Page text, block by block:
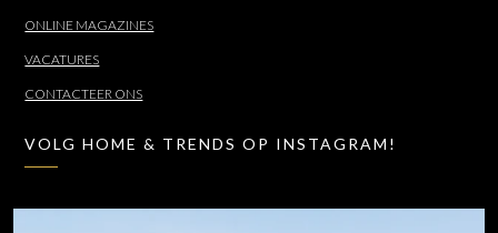
ONLINE MAGAZINES
VACATURES
CONTACTEER ONS
VOLG HOME & TRENDS OP INSTAGRAM!